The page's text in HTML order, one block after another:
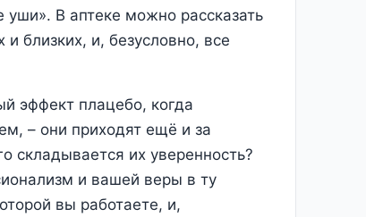
В аптеке можно рассказать
близких, и, безусловно, все
эффект плацебо, когда
– они приходят ещё и за
складывается их уверенность?
и вашей веры в ту
вы работаете, и,